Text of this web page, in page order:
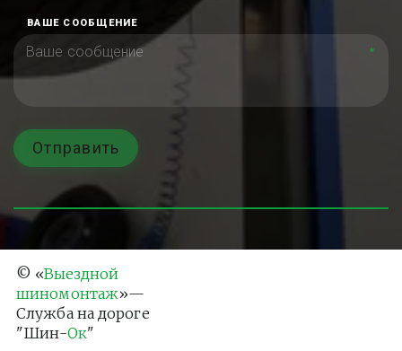
ВАШЕ СООБЩЕНИЕ
*
Отправить
© «Выездной
шиномонтаж»—
Служба на дороге
"Шин-Ок"